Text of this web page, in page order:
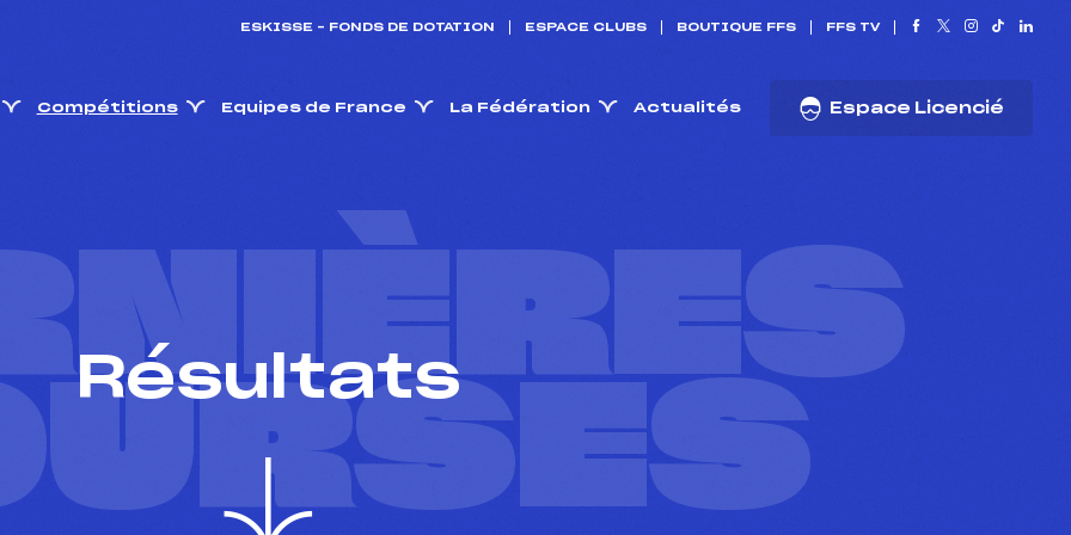
ESKISSE – FONDS DE DOTATION ESPACE CLUBS BOUTIQUE FFS FFS TV
Compétitions Equipes de France La Fédération Actualités Espace Licencié
Résultats